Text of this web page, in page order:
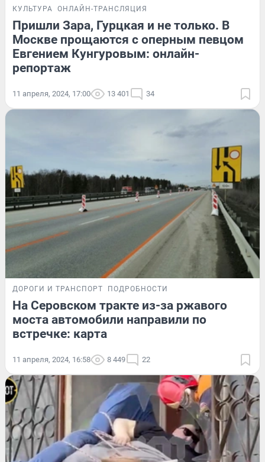
КУЛЬТУРА ОНЛАЙН-ТРАНСЛЯЦИЯ
Пришли Зара, Гурцкая и не только. В
Москве прощаются с оперным певцом
Евгением Кунгуровым: онлайн-
репортаж
11 апреля, 2024, 17:00 13 401 34
ДОРОГИ И ТРАНСПОРТ ПОДРОБНОСТИ
На Серовском тракте из-за ржавого
моста автомобили направили по
встречке: карта
11 апреля, 2024, 16:58 8 449 22